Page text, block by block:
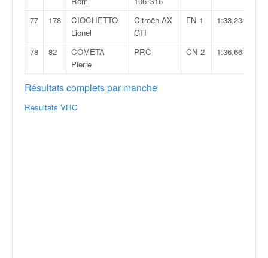
77 178
CIOCHETTO
Lionel
Citroën AX
GTI
FN 1 1:33,238
78 82
COMETA
Pierre
PRC CN 2 1:36,668
Résultats complets par manche
Résultats VHC